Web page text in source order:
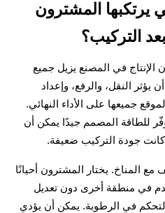
يرتكبها المشترون
التركيب؟
الإنتاج في المصنع يزيل جميع
النقل، والرفع، وإعداد
جميعها على الأداء النهائي.
للطاقة المصمم جيدًا يمكن أن
كانت جودة التركيب ضعيفة.
المناخ. يختار المشترون أحيانًا
في منطقة أخرى دون تعديل
التحكم في الرطوبة. يمكن أن يؤدي